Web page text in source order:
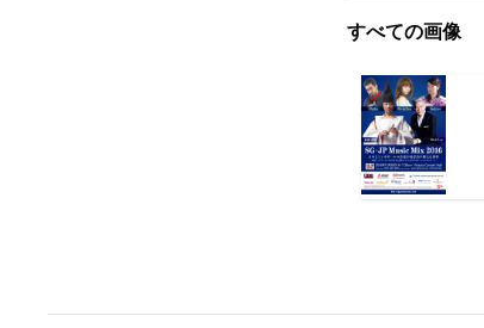
すべての画像